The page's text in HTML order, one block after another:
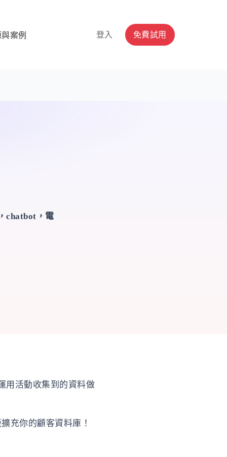
案例 登入 免費試用
chatbot，電
用活動收集到的資料做
充你的顧客資料庫！